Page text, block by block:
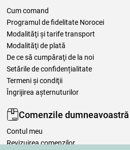
Cum comand
Programul de fidelitate Norocei
Modalităţi şi tarife transport
Modalităţi de plată
De ce să cumpăraţi de la noi
Setările de confidențialitate
Termeni şi condiţii
Îngrijirea așternuturilor
Comenzile dumneavoastră
Contul meu
Revizuirea comenzilor